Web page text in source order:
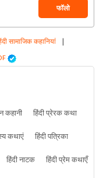
फॉलो
सामाजिक कहानियां |
कहानी
हिंदी प्रेरक कथा
कथाएं
हिंदी पत्रिका
हिंदी नाटक
हिंदी प्रेम कथाएँ